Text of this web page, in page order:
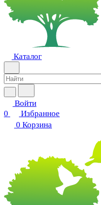
Каталог
Войти
0
Избранное
0 Корзина